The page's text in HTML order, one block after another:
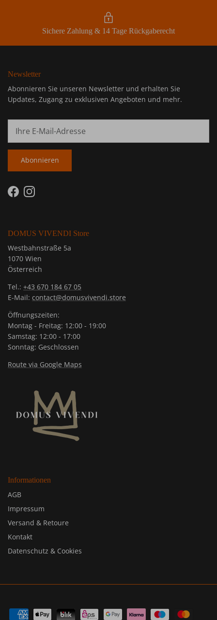
Sichere Zahlung & 14 Tage Rückgaberecht
Newsletter
Abonnieren Sie unseren Newsletter und erhalten Sie
Updates, Zugang zu exklusiven Angeboten und mehr.
Abonnieren
FacebookInstagram
DOMUS VIVENDI Store
Westbahnstraße 5a
1070 Wien
Österreich
Tel.: +43 670 184 67 05
E-Mail: contact@domusvivendi.store
Öffnungszeiten:
Montag - Freitag: 12:00 - 19:00
Samstag: 12:00 - 17:00
Sonntag: Geschlossen
Route via Google Maps
Informationen
AGB
Impressum
Versand & Retoure
Kontakt
Datenschutz & Cookies